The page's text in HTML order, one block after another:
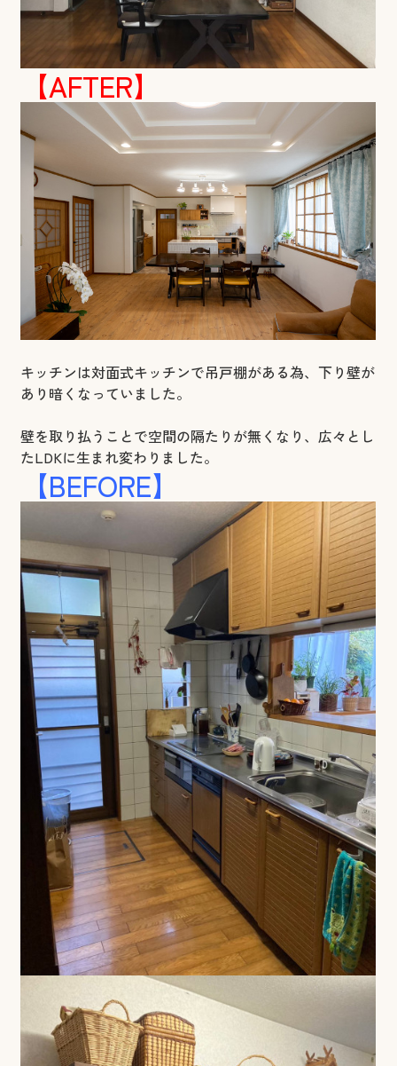
【AFTER】
キッチンは対面式キッチンで吊戸棚がある為、下り壁が
あり暗くなっていました。
壁を取り払うことで空間の隔たりが無くなり、広々とし
たLDKに生まれ変わりました。
【BEFORE】